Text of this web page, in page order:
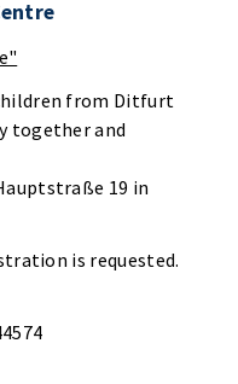
from Ditfurt
together and
19 in
is requested.